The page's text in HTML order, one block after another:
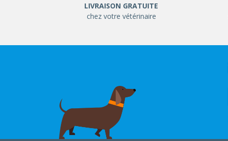
LIVRAISON GRATUITE
chez votre vétérinaire